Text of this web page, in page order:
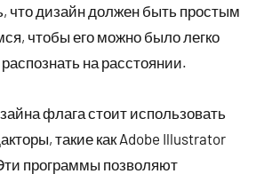
что дизайн должен быть простым
чтобы его можно было легко
на расстоянии.
флага стоит использовать
такие как Adobe Illustrator
программы позволяют